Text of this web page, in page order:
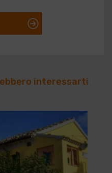
interessarti